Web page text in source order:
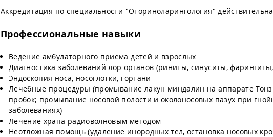
Аккредитация по специальности "Оториноларингология"
Профессиональные навыки
Ведение амбулаторного приема детей и взрослых
Диагностика заболеваний лор органов (риниты, синуситы,
Эндоскопия носа, носоглотки, гортани
Лечебные процедуры (промывание лакун миндалин на аппарате
пробок; промывание носовой полости и околоносовых пазух при
заболеваниях)
Лечение храпа радиоволновым методом
Неотложная помощь (удаление инородных тел, остановка носовых